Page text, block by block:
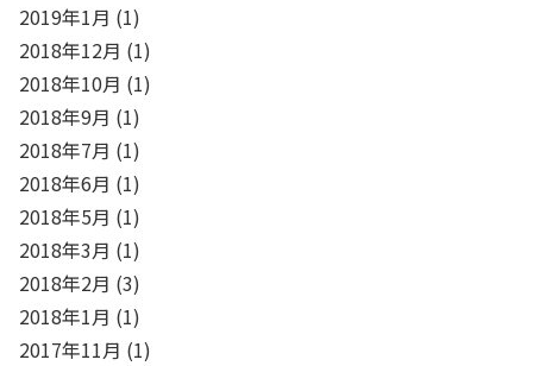
2019年1月 (1)
2018年12月 (1)
2018年10月 (1)
2018年9月 (1)
2018年7月 (1)
2018年6月 (1)
2018年5月 (1)
2018年3月 (1)
2018年2月 (3)
2018年1月 (1)
2017年11月 (1)